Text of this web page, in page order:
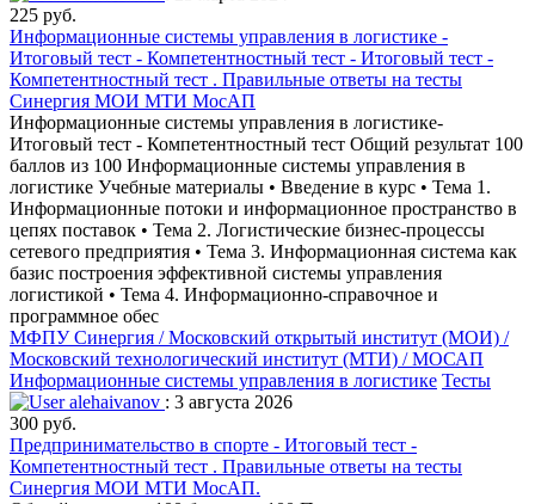
225 руб.
Информационные системы управления в логистике -
Итоговый тест - Компетентностный тест - Итоговый тест -
Компетентностный тест . Правильные ответы на тесты
Синергия МОИ МТИ МосАП
Информационные системы управления в логистике-
Итоговый тест - Компетентностный тест Общий результат 100
баллов из 100 Информационные системы управления в
логистике Учебные материалы • Введение в курс • Тема 1.
Информационные потоки и информационное пространство в
цепях поставок • Тема 2. Логистические бизнес-процессы
сетевого предприятия • Тема 3. Информационная система как
базис построения эффективной системы управления
логистикой • Тема 4. Информационно-справочное и
программное обес
МФПУ Синергия / Московский открытый институт (МОИ) /
Московский технологический институт (МТИ) / МОСАП
Информационные системы управления в логистике Тесты
alehaivanov : 3 августа 2026
300 руб.
Предпринимательство в спорте - Итоговый тест -
Компетентностный тест . Правильные ответы на тесты
Синергия МОИ МТИ МосАП.